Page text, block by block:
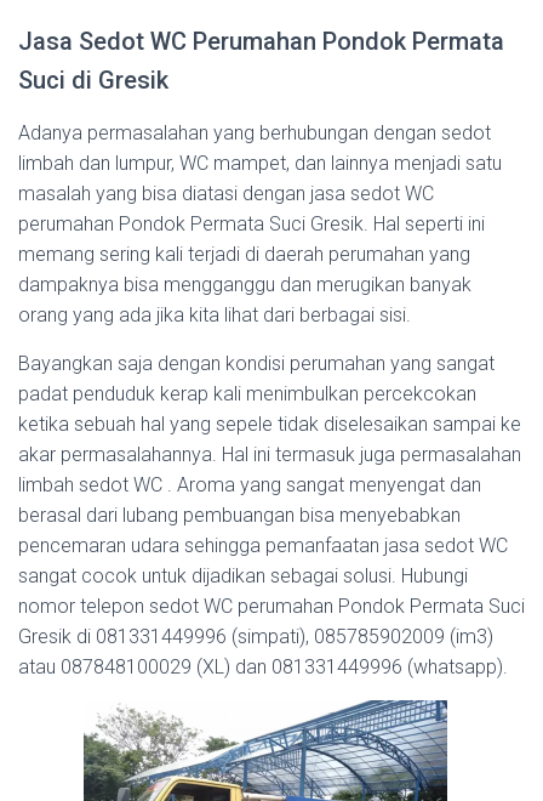
Jasa Sedot WC Perumahan Pondok Permata
Suci di Gresik
Adanya permasalahan yang berhubungan dengan sedot
limbah dan lumpur, WC mampet, dan lainnya menjadi satu
masalah yang bisa diatasi dengan jasa sedot WC
perumahan Pondok Permata Suci Gresik. Hal seperti ini
memang sering kali terjadi di daerah perumahan yang
dampaknya bisa mengganggu dan merugikan banyak
orang yang ada jika kita lihat dari berbagai sisi.
Bayangkan saja dengan kondisi perumahan yang sangat
padat penduduk kerap kali menimbulkan percekcokan
ketika sebuah hal yang sepele tidak diselesaikan sampai ke
akar permasalahannya. Hal ini termasuk juga permasalahan
limbah sedot WC . Aroma yang sangat menyengat dan
berasal dari lubang pembuangan bisa menyebabkan
pencemaran udara sehingga pemanfaatan jasa sedot WC
sangat cocok untuk dijadikan sebagai solusi. Hubungi
nomor telepon sedot WC perumahan Pondok Permata Suci
Gresik di 081331449996 (simpati), 085785902009 (im3)
atau 087848100029 (XL) dan 081331449996 (whatsapp).